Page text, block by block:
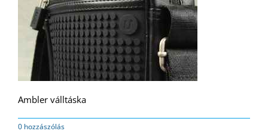
Ambler válltáska
0 hozzászólás